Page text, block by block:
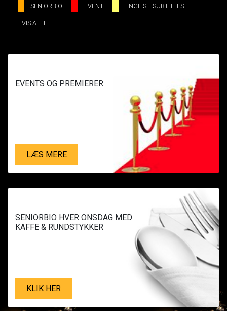
SENIORBIO EVENT ENGLISH SUBTITLES
VIS ALLE
EVENTS OG PREMIERER
LÆS MERE
SENIORBIO HVER ONSDAG MED
KAFFE & RUNDSTYKKER
KLIK HER